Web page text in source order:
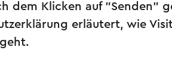
dem Klicken auf "Senden"
erläutert, wie